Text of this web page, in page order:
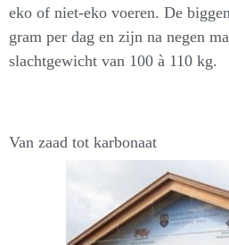
eko of niet-eko voeren. De
gram per dag en zijn na negen
slachtgewicht van 100 à 110 kg.
Van zaad tot karbonaat